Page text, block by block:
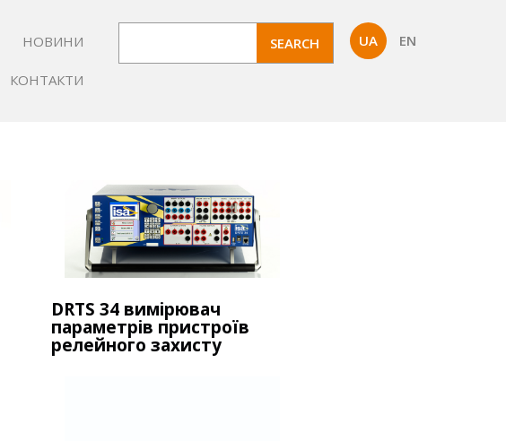
НОВИНИ
КОНТАКТИ
UA EN
DRTS 34 вимірювач
параметрів пристроїв
релейного захисту